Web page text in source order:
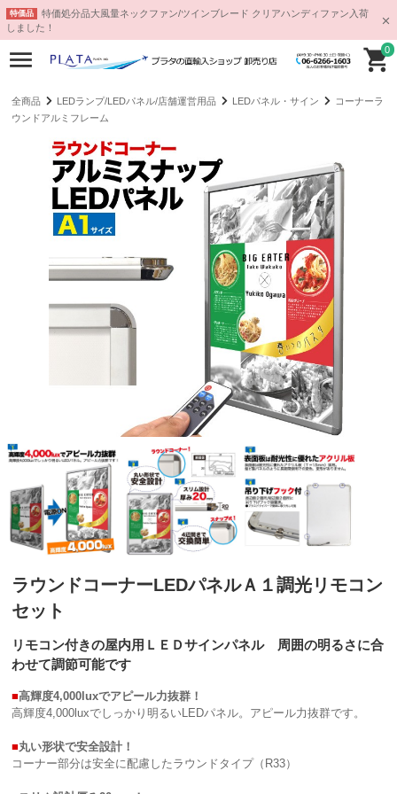
特価品
特価処分品大風量ネックファン/ツインブレード クリアハンディファン入荷
しました！
0
全商品 LEDランプ/LEDパネル/店舗運営用品 LEDパネル・サイン
コーナーラ
ウンドアルミフレーム
ラウンドコーナーLEDパネルＡ１調光リモコン
セット
リモコン付きの屋内用ＬＥＤサインパネル 周囲の明るさに合
わせて調節可能です
■高輝度4,000luxでアピール力抜群！
高輝度4,000luxでしっかり明るいLEDパネル。アピール力抜群です。
■丸い形状で安全設計！
コーナー部分は安全に配慮したラウンドタイプ（R33）